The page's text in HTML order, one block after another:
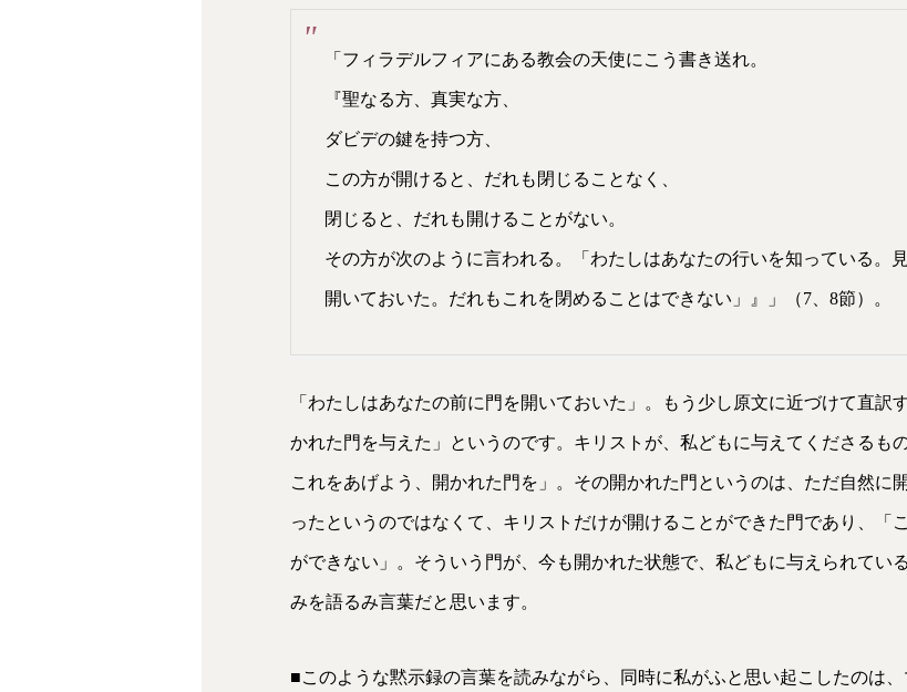
「フィラデルフィアにある教会の天使にこう書き送れ。
『聖なる方、真実な方、
ダビデの鍵を持つ方、
この方が開けると、だれも閉じることなく、
閉じると、だれも開けることがない。
その方が次のように言われる。「わたしはあなたの行いを知っている。
開いておいた。だれもこれを閉めることはできない」』」（7、8節）。
「わたしはあなたの前に門を開いておいた」。もう少し原文に近づけて直訳
かれた門を与えた」というのです。キリストが、私どもに与えてくださるも
これをあげよう、開かれた門を」。その開かれた門というのは、ただ自然に
ったというのではなくて、キリストだけが開けることができた門であり、「
ができない」。そういう門が、今も開かれた状態で、私どもに与えられてい
みを語るみ言葉だと思います。
■このような黙示録の言葉を読みながら、同時に私がふと思い起こしたのは